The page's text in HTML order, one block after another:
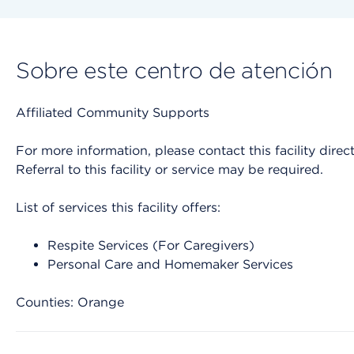
Sobre este centro de atención
Affiliated Community Supports
For more information, please contact this facility
Referral to this facility or service may be required.
List of services this facility offers:
Respite Services (For Caregivers)
Personal Care and Homemaker Services
Counties: Orange